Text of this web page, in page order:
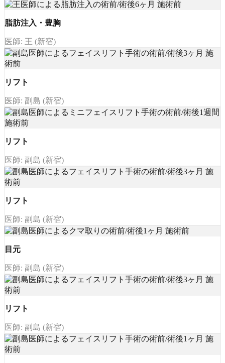
脂肪注入・豊胸
医師: 王 (新宿)
リフト
医師: 副島 (新宿)
リフト
医師: 副島 (新宿)
リフト
医師: 副島 (新宿)
目元
医師: 副島 (新宿)
リフト
医師: 副島 (新宿)